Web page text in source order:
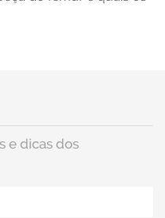
e dicas dos